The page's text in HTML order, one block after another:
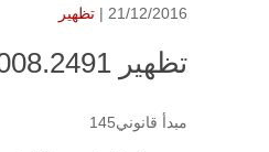
21/12/2016 | تظهير
تظهير h2008.2491
مبدأ قانوني145